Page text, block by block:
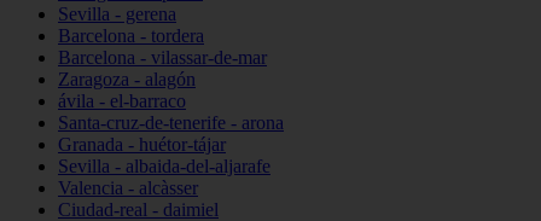
Sevilla - gerena
Barcelona - tordera
Barcelona - vilassar-de-mar
Zaragoza - alagón
ávila - el-barraco
Santa-cruz-de-tenerife - arona
Granada - huétor-tájar
Sevilla - albaida-del-aljarafe
Valencia - alcàsser
Ciudad-real - daimiel